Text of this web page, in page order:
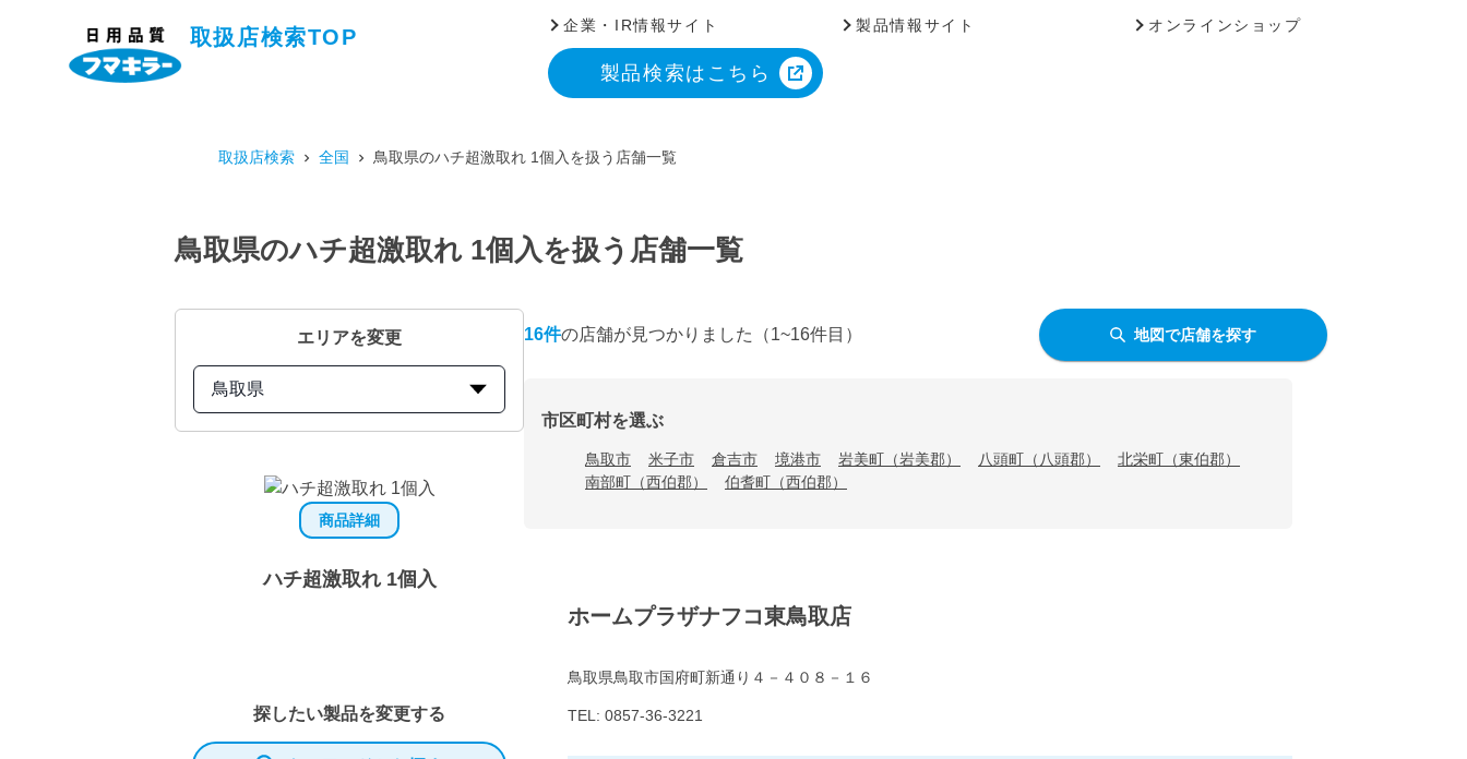
取扱店検索TOP
企業・IR情報サイト 製品情報サイト オンラインショップ
製品検索はこちら
取扱店検索 全国 鳥取県のハチ超激取れ 1個入を扱う店舗一覧
鳥取県のハチ超激取れ 1個入を扱う店舗一覧
エリアを変更
鳥取県
商品詳細
ハチ超激取れ 1個入
探したい製品を変更する
16件の店舗が見つかりました （1~16件目） 地図で店舗を探す
市区町村を選ぶ
鳥取市 米子市 倉吉市 境港市 岩美町（岩美郡） 八頭町（八頭郡）
北栄町（東伯郡）
南部町（西伯郡）
伯耆町（西伯郡）
ホームプラザナフコ東鳥取店
鳥取県鳥取市国府町新通り４－４０８－１６
TEL: 0857-36-3221